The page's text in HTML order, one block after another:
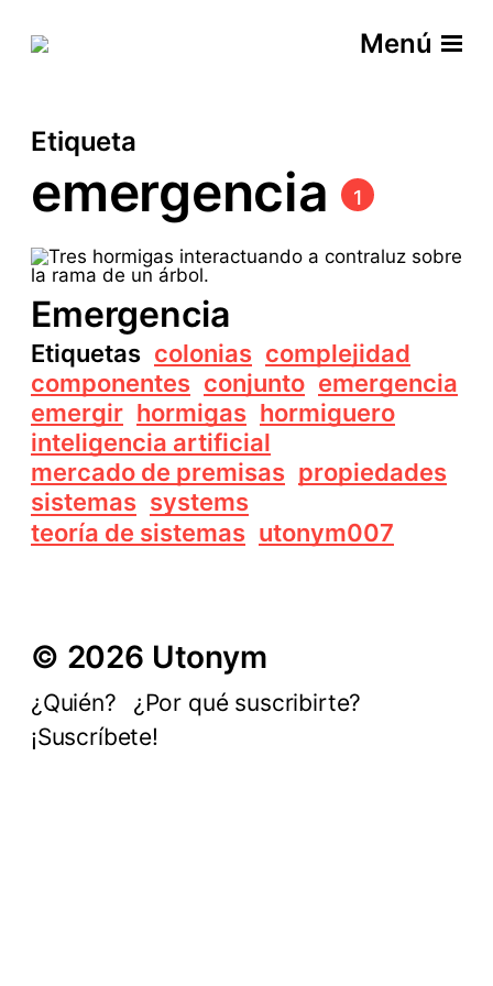
Menú
Etiqueta
emergencia 1
Emergencia
Etiquetas colonias complejidad
componentes conjunto emergencia
emergir hormigas hormiguero
inteligencia artificial
mercado de premisas propiedades
sistemas systems
teoría de sistemas utonym007
© 2026 Utonym
¿Quién?
¿Por qué suscribirte?
¡Suscríbete!